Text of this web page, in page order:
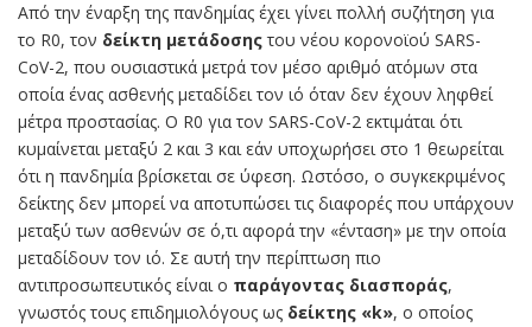
Από την έναρξη της πανδημίας έχει γίνει πολλή συζήτηση για
το R0, τον δείκτη μετάδοσης του νέου κορονοϊού SARS-
CoV-2, που ουσιαστικά μετρά τον μέσο αριθμό ατόμων στα
οποία ένας ασθενής μεταδίδει τον ιό όταν δεν έχουν ληφθεί
μέτρα προστασίας. Ο R0 για τον SARS-CoV-2 εκτιμάται ότι
κυμαίνεται μεταξύ 2 και 3 και εάν υποχωρήσει στο 1 θεωρείται
ότι η πανδημία βρίσκεται σε ύφεση. Ωστόσο, ο συγκεκριμένος
δείκτης δεν μπορεί να αποτυπώσει τις διαφορές που υπάρχουν
μεταξύ των ασθενών σε ό,τι αφορά την «ένταση» με την οποία
μεταδίδουν τον ιό. Σε αυτή την περίπτωση πιο
αντιπροσωπευτικός είναι ο παράγοντας διασποράς,
γνωστός τους επιδημιολόγους ως δείκτης «k», ο οποίος